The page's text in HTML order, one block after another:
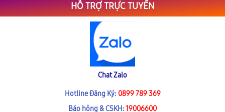
HỖ TRỢ TRỰC TUYẾN
Chat Zalo
Hotline Đăng Ký: 0899 789 369
Báo hỏng & CSKH:19006600